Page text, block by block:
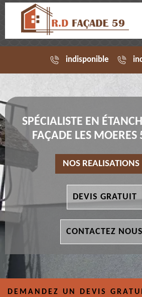
indisponible
SPÉCIALISTE EN
FAÇADE LES
NOS REALISATIONS
DEVIS GRATUIT
CONTACTEZ NOUS
DEMANDEZ UN DEVIS